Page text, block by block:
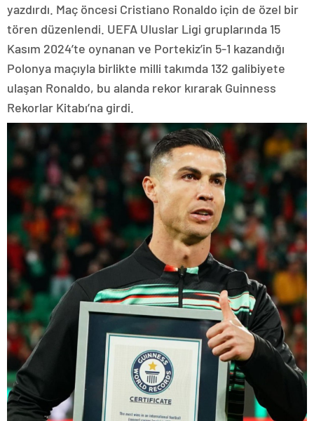
yazdırdı. Maç öncesi Cristiano Ronaldo için de özel bir
tören düzenlendi. UEFA Uluslar Ligi gruplarında 15
Kasım 2024’te oynanan ve Portekiz’in 5-1 kazandığı
Polonya maçıyla birlikte milli takımda 132 galibiyete
ulaşan Ronaldo, bu alanda rekor kırarak Guinness
Rekorlar Kitabı’na girdi.